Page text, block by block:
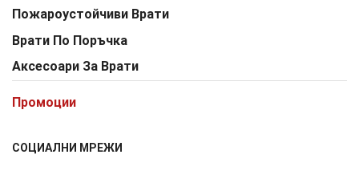
Пожароустойчиви Врати
Врати По Поръчка
Аксесоари За Врати
Промоции
СОЦИАЛНИ МРЕЖИ